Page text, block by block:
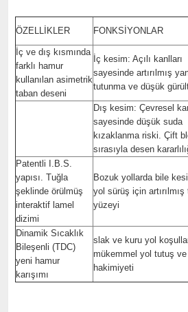
ÖZELLİKLER FONKSİYONLAR
İç ve dış kısmında
farklı hamur
kullanılan asimetrik
taban deseni
İç kesim: Açılı kanlları
sayesinde artırılmış
tutunma ve düşük
Dış kesim: Çevresel
sayesinde düşük suda
kızaklanma riski. Çift
sırasıyla desen
Patentli I.B.S.
yapısı. Tuğla
şeklinde örülmüş
interaktif lamel
dizimi
Bozuk yollarda bile
yol sürüş için artırılmış
yüzeyi
Dinamik Sıcaklık
Bileşenli (TDC)
yeni hamur
karışımı
slak ve kuru yol
mükemmel yol tutuş ve
hakimiyeti